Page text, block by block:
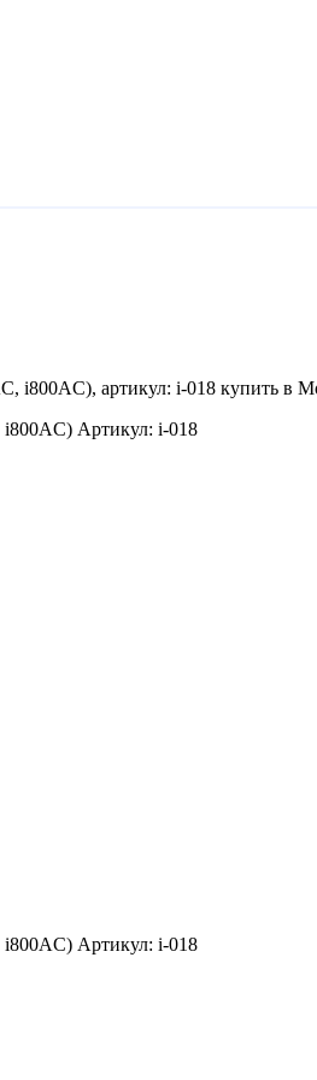
Артикул: i-018
Артикул: i-018